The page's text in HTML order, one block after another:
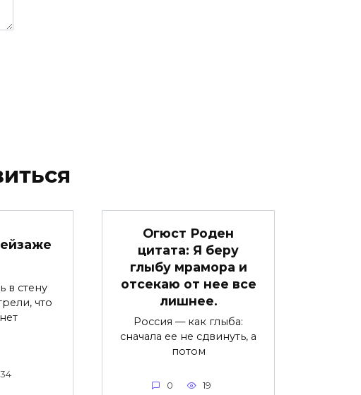
в стену
что
34
Огюст Роден
цитата: Я беру
глыбу мрамора и
отсекаю от нее все
лишнее.
Россия — как глыба:
сначала ее не сдвинуть, а
потом
0 19